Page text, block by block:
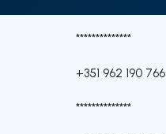
**************
+351 962 190 766
**************